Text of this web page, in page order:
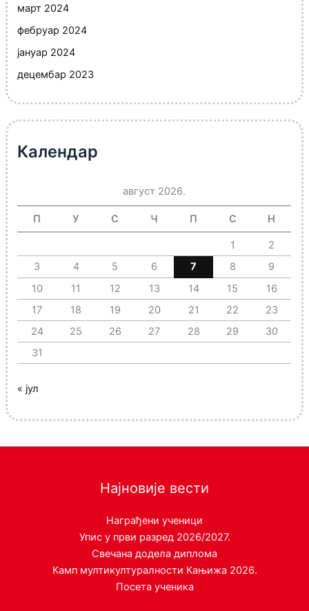
март 2024
фебруар 2024
јануар 2024
децембар 2023
Календар
август 2026.
П У С Ч П С Н
1
2
3
4 5 6 7 8
9
10
11 12 13 14 15
16
17
18 19 20 21 22
23
24
25 26 27 28 29
30
31
« јул
Најновије вести
Награђени ученици
Упис у први разред 2026/2027.
Свечана додела диплома
Камп мултикултуралности Кањижа 2026.
Посета ученика